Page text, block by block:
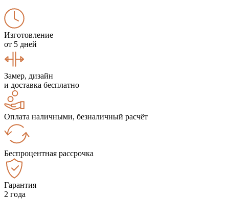
Изготовление
от 5 дней
Замер, дизайн
и доставка бесплатно
Оплата наличными, безналичный расчёт
Беспроцентная рассрочка
Гарантия
2 года